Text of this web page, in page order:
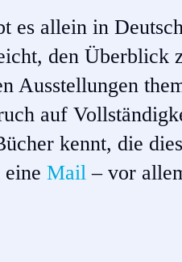
es allein in
den Überblick
Ausstellungen
auf
kennt, die
Mail– vor